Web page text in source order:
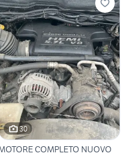
30
COMPLETO NUOVO